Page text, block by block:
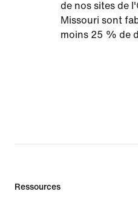
de nos sites de
Missouri sont
moins 25 % de
Ressources